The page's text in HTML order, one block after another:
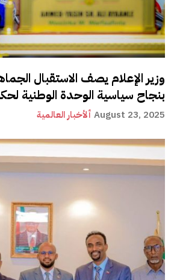
وزير الإعلام يصف الاستقبال
بنجاح سياسية الوحدة الوطنية
ألأخبار العالمية August 23, 2025